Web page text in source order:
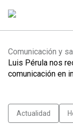
Comunicación y
Luis Pérula nos
comunicación en
Actualidad